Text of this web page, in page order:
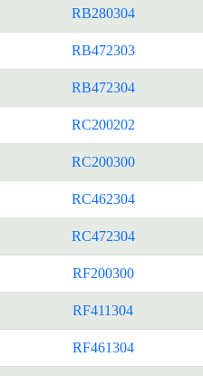
RB280304
RB472303
RB472304
RC200202
RC200300
RC462304
RC472304
RF200300
RF411304
RF461304